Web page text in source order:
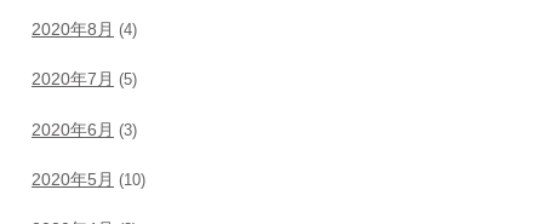
2020年8月 (4)
2020年7月 (5)
2020年6月 (3)
2020年5月 (10)